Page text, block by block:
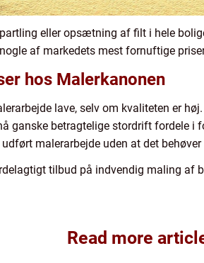
eller opsætning af filt i hele
af markedets mest fornuftige
hos Malerkanonen
lave, selv om kvaliteten er
ganske betragtelige stordrift fordele i
malerarbejde uden at det
tilbud på indvendig maling af
Read more